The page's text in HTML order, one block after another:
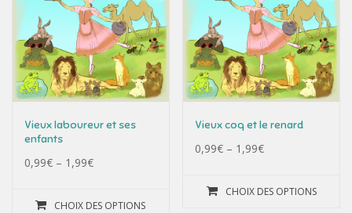
Vieux laboureur et ses
enfants
0,99€ – 1,99€
CHOIX DES OPTIONS
Vieux coq et le renard
0,99€ – 1,99€
CHOIX DES OPTIONS